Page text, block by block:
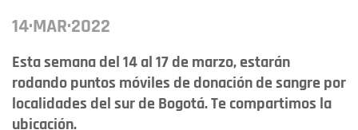
14·MAR·2022
Esta semana del 14 al 17 de marzo, estarán
rodando puntos móviles de donación de sangre por
localidades del sur de Bogotá. Te compartimos la
ubicación.